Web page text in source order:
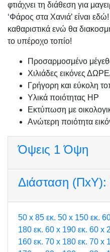
φτιάχνει τη διάθεση για
‘Φάρος στα Χανιά’ είναι
καθαριστικά ενώ θα
το υπέροχο τοπίο!
Προσαρμοσμένo
Χιλιάδες εικόνες
Γρήγορη και εύκολη
Υλικά ποιότητας HP
Εκτύπωση με
Ανώτερη ποιότητα
Όψεις 1 Όψη
Διάσταση (ΠxΥ):
50 x 85 εκ. 50 x 150 εκ.
180 εκ. 60 x 190 εκ. 60 x
160 εκ. 70 x 180 εκ. 70 x